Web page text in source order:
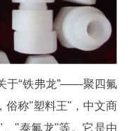
于“铁弗龙”——聚四氟
俗称"塑料王"，中文商
"泰氟龙"等。它是由